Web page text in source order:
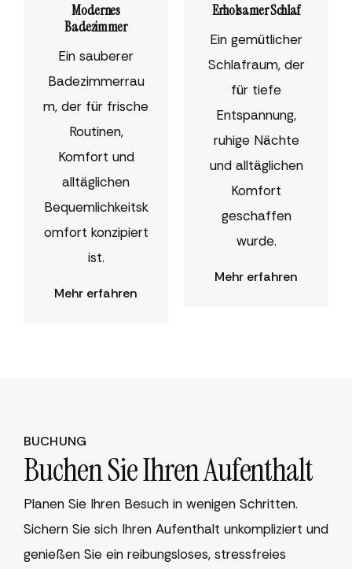
Modernes
Badezimmer
Ein sauberer
Badezimmerrau
m, der für frische
Routinen,
Komfort und
alltäglichen
Bequemlichkeitsk
omfort konzipiert
ist.
Mehr erfahren
Erholsamer Schlaf
Ein gemütlicher
Schlafraum, der
für tiefe
Entspannung,
ruhige Nächte
und alltäglichen
Komfort
geschaffen
wurde.
Mehr erfahren
BUCHUNG
Buchen Sie Ihren Aufenthalt
Planen Sie Ihren Besuch in wenigen Schritten.
Sichern Sie sich Ihren Aufenthalt unkompliziert und
genießen Sie ein reibungsloses, stressfreies